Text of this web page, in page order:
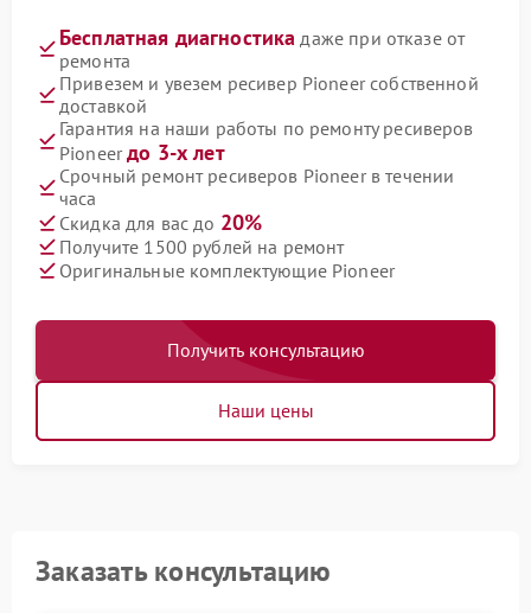
Бесплатная диагностика даже при отказе от
ремонта
Привезем и увезем ресивер Pioneer собственной
доставкой
Гарантия на наши работы по ремонту ресиверов
Pioneerдо 3-х лет
Срочный ремонт ресиверов Pioneer в течении
часа
Скидка для вас до 20%
Получите 1500 рублей на ремонт
Оригинальные комплектующие Pioneer
Получить консультацию
Наши цены
Заказать консультацию